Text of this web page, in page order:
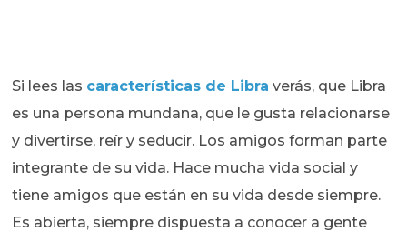
Si lees las características de Libra verás, que Libra
es una persona mundana, que le gusta relacionarse
y divertirse, reír y seducir. Los amigos forman parte
integrante de su vida. Hace mucha vida social y
tiene amigos que están en su vida desde siempre.
Es abierta, siempre dispuesta a conocer a gente